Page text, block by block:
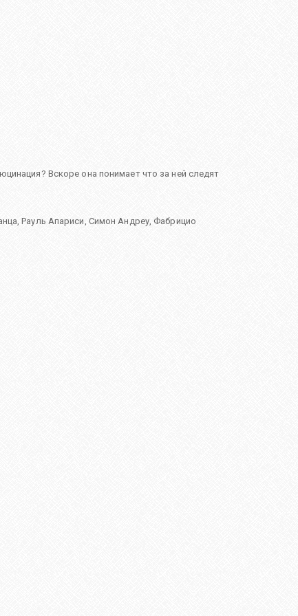
Вскоре она понимает что за ней следят
,Рауль Апариси, Симон Андреу,Фабрицио